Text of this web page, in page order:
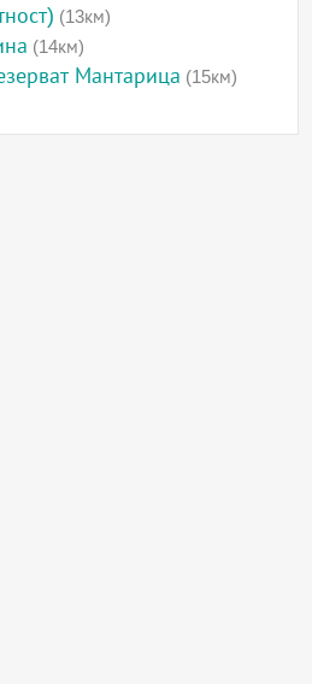
(13км)
(14км)
Мантарица (15км)